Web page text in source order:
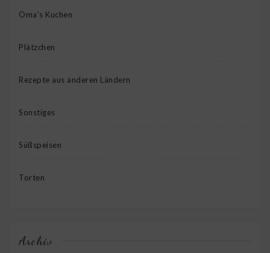
Oma's Kuchen
Plätzchen
Rezepte aus anderen Ländern
Sonstiges
Süßspeisen
Torten
Archiv